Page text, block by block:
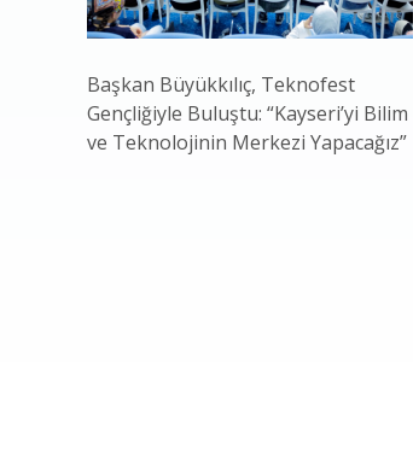
Başkan Büyükkılıç, Teknofest
Gençliğiyle Buluştu: “Kayseri’yi Bilim
ve Teknolojinin Merkezi Yapacağız”